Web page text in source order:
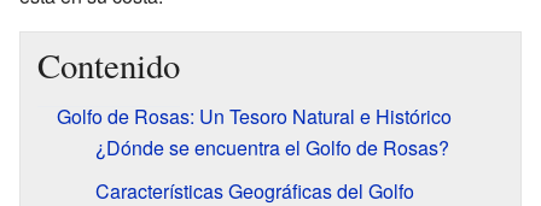
Contenido
Golfo de Rosas: Un Tesoro Natural e Histórico
¿Dónde se encuentra el Golfo de Rosas?
Características Geográficas del Golfo